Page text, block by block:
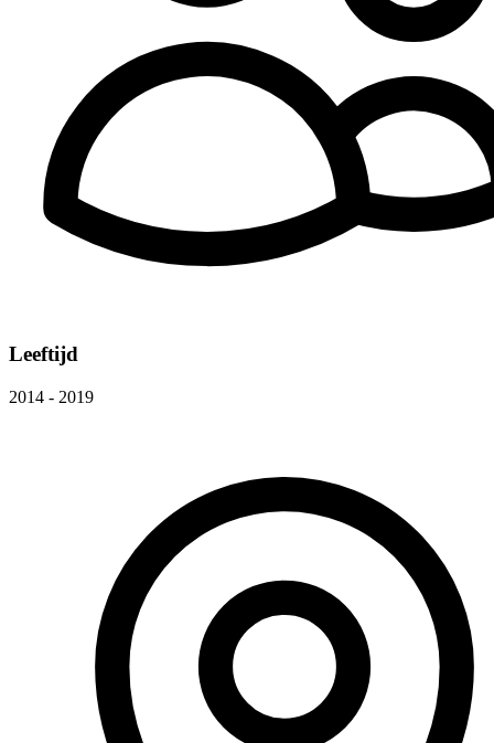
Leeftijd
2014 - 2019